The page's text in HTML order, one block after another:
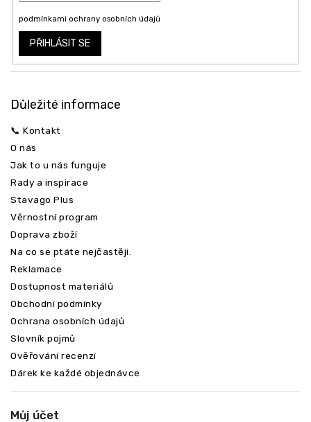
podmínkami ochrany osobních údajů
PŘIHLÁSIT SE
Důležité informace
📞 Kontakt
O nás
Jak to u nás funguje
Rady a inspirace
Stavago Plus
Věrnostní program
Doprava zboží
Na co se ptáte nejčastěji.
Reklamace
Dostupnost materiálů
Obchodní podmínky
Ochrana osobních údajů
Slovník pojmů
Ověřování recenzí
Dárek ke každé objednávce
Můj účet